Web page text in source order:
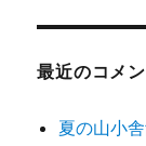
最近のコメ
夏の山小